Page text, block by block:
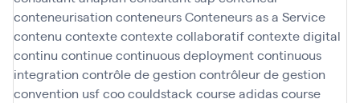
conteneurisation conteneursConteneurs as a Service
contenu contextecontexte collaboratifcontexte digital
continu continuecontinuous deploymentcontinuous
integration contrôle de gestion contrôleur de gestion
convention usfcoocouldstack course adidascourse